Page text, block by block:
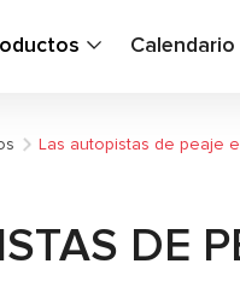
Las autopistas de peaje
DE